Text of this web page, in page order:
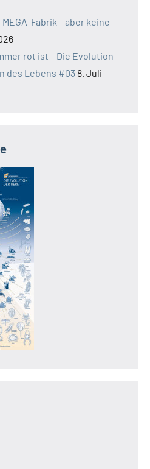
Fabrik – aber keine
rot ist – Die Evolution
des Lebens #03 8. Juli